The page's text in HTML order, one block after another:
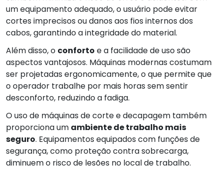
um equipamento adequado, o usuário pode evitar
cortes imprecisos ou danos aos fios internos dos
cabos, garantindo a integridade do material.
Além disso, o conforto e a facilidade de uso são
aspectos vantajosos. Máquinas modernas costumam
ser projetadas ergonomicamente, o que permite que
o operador trabalhe por mais horas sem sentir
desconforto, reduzindo a fadiga.
O uso de máquinas de corte e decapagem também
proporciona um ambiente de trabalho mais
seguro. Equipamentos equipados com funções de
segurança, como proteção contra sobrecarga,
diminuem o risco de lesões no local de trabalho.